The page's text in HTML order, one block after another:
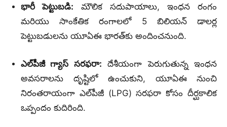
భారీ పెట్టుబడి: మౌలిక సదుపాయాలు, ఇంధన రంగం
మరియు సాంకేతిక రంగాలలో 5 బిలియన్ డాలర్ల
పెట్టుబడులను యూఏఈ భారత్‌కు అందించనుంది.
ఎల్‌పీజీ గ్యాస్ సరఫరా: దేశీయంగా పెరుగుతున్న ఇంధన
అవసరాలను దృష్టిలో ఉంచుకుని, యూఏఈ నుంచి
నిరంతరాయంగా ఎల్‌పీజీ (LPG) సరఫరా కోసం దీర్ఘకాలిక
ఒప్పందం కుదిరింది.